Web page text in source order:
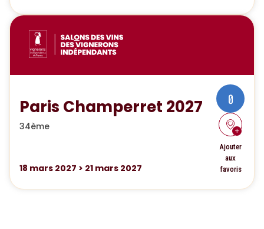
Paris Champerret 2027
34ème
18 mars 2027 > 21 mars 2027
0
Ajouter
aux
favoris